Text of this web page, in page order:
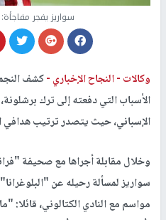
سواريز يفجر
وكالات -النجاح الإخباري -كشف
الأسباب التي دفعته إلى ترك
الإسباني، حيث يتصدر ترتيب هدافي
وخلال مقابلة أجراها مع صحيفة
سواريز لمسألة رحيله عن
مواسم مع النادي الكتالوني، قائلا: